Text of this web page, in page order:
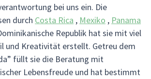
bei uns ein. Die
durch Costa Rica , Mexiko , Panama
Republik hat sie mit viel
und Kreativität erstellt. Getreu dem
füllt sie die Beratung mit
Lebensfreude und hat bestimmt